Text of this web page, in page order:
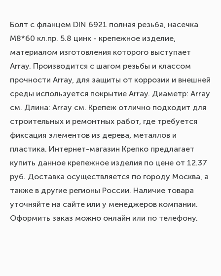
Болт с фланцем DIN 6921 полная резьба, насечка
М8*60 кл.пр. 5.8 цинк - крепежное изделие,
материалом изготовления которого выступает
Array. Производится с шагом резьбы и классом
прочности Array, для защиты от коррозии и внешней
среды используется покрытие Array. Диаметр: Array
см. Длина: Array см. Крепеж отлично подходит для
строительных и ремонтных работ, где требуется
фиксация элементов из дерева, металлов и
пластика. Интернет-магазин Крепко предлагает
купить данное крепежное изделия по цене от 12.37
руб. Доставка осуществляется по городу Москва, а
также в другие регионы России. Наличие товара
уточняйте на сайте или у менеджеров компании.
Оформить заказ можно онлайн или по телефону.